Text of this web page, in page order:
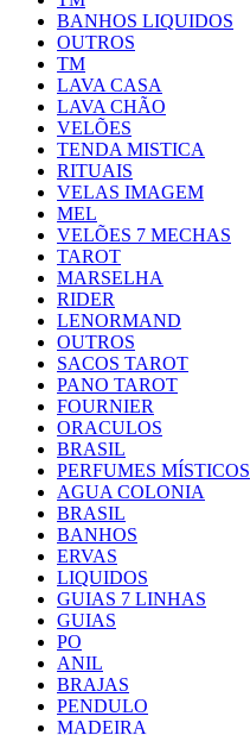
BANHOS LIQUIDOS
OUTROS
TM
LAVA CASA
LAVA CHÃO
VELÕES
TENDA MISTICA
RITUAIS
VELAS IMAGEM
MEL
VELÕES 7 MECHAS
TAROT
MARSELHA
RIDER
LENORMAND
OUTROS
SACOS TAROT
PANO TAROT
FOURNIER
ORACULOS
BRASIL
PERFUMES MÍSTICOS
AGUA COLONIA
BRASIL
BANHOS
ERVAS
LIQUIDOS
GUIAS 7 LINHAS
GUIAS
PO
ANIL
BRAJAS
PENDULO
MADEIRA